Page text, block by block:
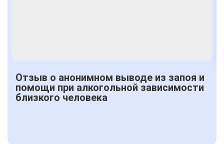
Отзыв о анонимном выводе из запоя и
помощи при алкогольной зависимости
близкого человека